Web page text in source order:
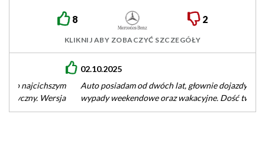
8 2
KLIKNIJ ABY ZOBACZYĆ SZCZEGÓŁY
Auto posiadam od dwóch lat, głownie dojazdy do pracy i
wypady weekendowe oraz wakacyjne. Dość twarde
zawieszenie ale szczerze polecam.